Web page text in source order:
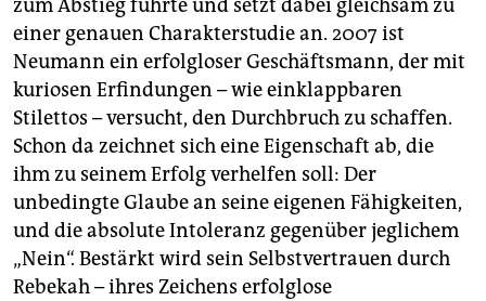
zum Abstieg führte und setzt dabei gleichsam zu
einer genauen Charakterstudie an. 2007 ist
Neumann ein erfolgloser Geschäftsmann, der mit
kuriosen Erfindungen – wie einklappbaren
Stilettos – versucht, den Durchbruch zu schaffen.
Schon da zeichnet sich eine Eigenschaft ab, die
ihm zu seinem Erfolg verhelfen soll: Der
unbedingte Glaube an seine eigenen Fähigkeiten,
und die absolute Intoleranz gegenüber jeglichem
„Nein“. Bestärkt wird sein Selbstvertrauen durch
Rebekah – ihres Zeichens erfolglose